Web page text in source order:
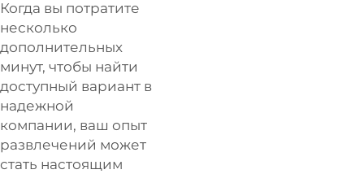
Когда вы потратите
несколько
дополнительных
минут, чтобы найти
доступный вариант в
надежной
компании, ваш опыт
развлечений может
стать настоящим